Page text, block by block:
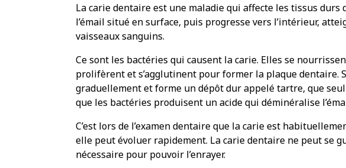
La carie dentaire est une maladie qui affecte les tissus durs
l’émail situé en surface, puis progresse vers l’intérieur,
vaisseaux sanguins.
Ce sont les bactéries qui causent la carie. Elles se
prolifèrent et s’agglutinent pour former la plaque dentaire.
graduellement et forme un dépôt dur appelé tartre, que
que les bactéries produisent un acide qui déminéralise
C’est lors de l’examen dentaire que la carie est
elle peut évoluer rapidement. La carie dentaire ne peut se
nécessaire pour pouvoir l’enrayer.